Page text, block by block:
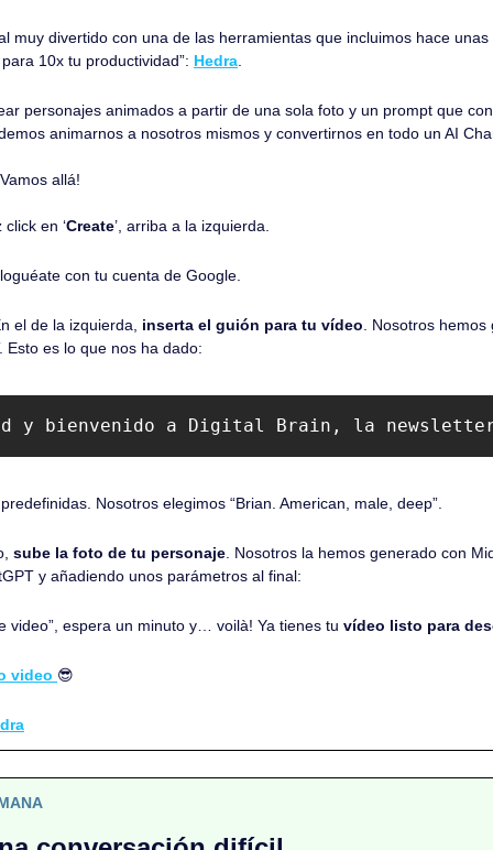
muy divertido con una de las herramientas que incluimos hace
10x tu productividad”: Hedra
personajes animados a partir de una sola foto y un prompt que
animarnos a nosotros mismos y convertirnos en todo un AI
allá!
en ‘Create’, arriba a la izquierda.
con tu cuenta de Google.
el de la izquierda, inserta el guión para tu vídeo . Nosotros
Esto es lo que nos ha dado:
y bienvenido a Digital Brain, la
Nosotros elegimos “Brian. American, male, deep”.
sube la foto de tu personaje . Nosotros la hemos generado con
y añadiendo unos parámetros al final:
video”, espera un minuto y… voilà! Ya tienes tu vídeo listo para
video 😎